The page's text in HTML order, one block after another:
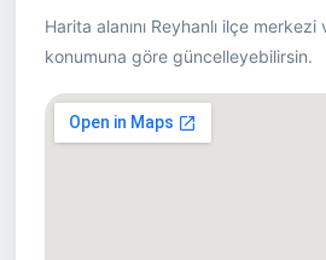
Harita alanını Reyhanlı ilçe
konumuna göre güncelleyebilirsin.